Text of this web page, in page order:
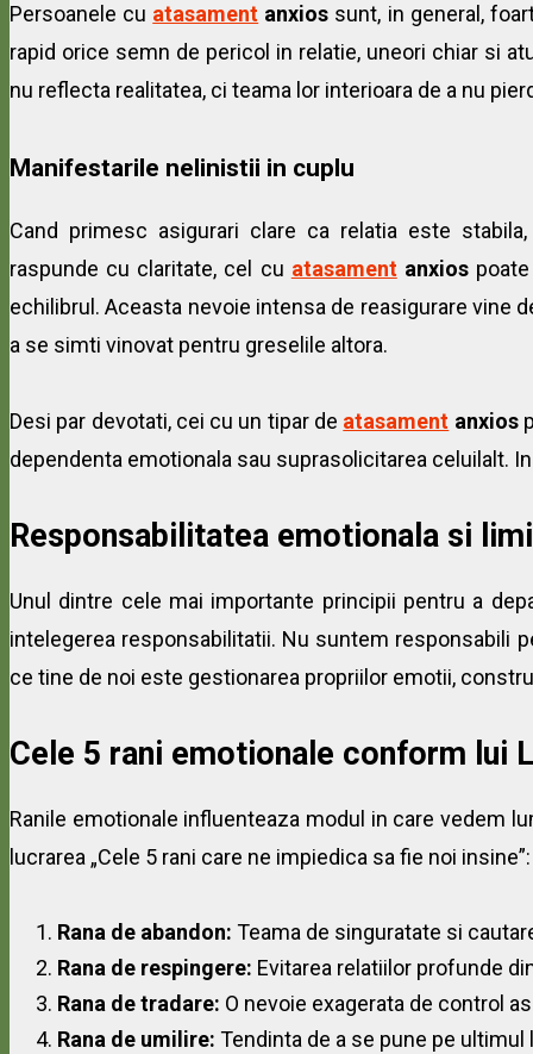
Persoanele cu atasament anxios sunt, in general,
rapid orice semn de pericol in relatie, uneori chiar si
nu reflecta realitatea, ci teama lor interioara de a nu
Manifestarile nelinistii in cuplu
Cand primesc asigurari clare ca relatia este
raspunde cu claritate, cel cu atasamentanxiospoate
echilibrul. Aceasta nevoie intensa de reasigurare vine
a se simti vinovat pentru greselile altora.
Desi par devotati, cei cu un tipar de atasament anxios
dependenta emotionala sau suprasolicitarea celuilalt.
Responsabilitatea emotionala si
Unul dintre cele mai importante principii pentru a
intelegerea responsabilitatii. Nu suntem responsabili
ce tine de noi este gestionarea propriilor emotii,
Cele 5 rani emotionale conform lui
Ranile emotionale influenteaza modul in care vedem
lucrarea „Cele 5 rani care ne impiedica sa fie noi insine”:
Rana de abandon: Teama de singuratate si
Rana de respingere: Evitarea relatiilor profunde
Rana de tradare: O nevoie exagerata de control
Rana de umilire: Tendinta de a se pune pe